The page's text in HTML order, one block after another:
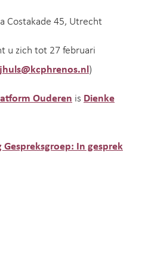
Costakade 45, Utrecht
u zich tot 27 februari
jhuls@kcphrenos.nl )
Ouderen is Dienke
In gesprek